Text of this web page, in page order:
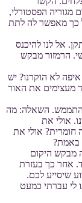
הפסטורלי,
כך מאפשר לה לתת
אל לנו להיכנס
הרמזור מבקש
לא הוקרנו? יש
מעצימים את האור
השאלה: מה
אולי את
אולי את
באמת?
מבקש היקום
אחר כך בעזרת
שיסייע לכם.
לי עברתי כמעט